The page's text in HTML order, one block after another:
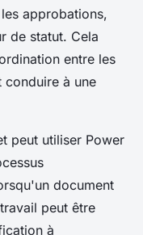
approbations,
de statut. Cela
entre les
conduire à une
peut utiliser Power
document
peut être
à